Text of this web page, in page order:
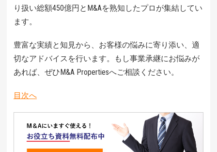
り扱い総額450億円とM&Aを熟知したプロが集結してい
ます。
豊富な実績と知見から、お客様の悩みに寄り添い、適
切なアドバイスを行います。もし事業承継にお悩みが
あれば、ぜひM&A Propertiesへご相談ください。
目次へ